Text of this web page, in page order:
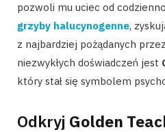
pozwoli mu uciec od
grzyby halucynogenne,
z najbardziej pożądanych
niezwykłych doświadczeń jest
który stał się symbolem
Odkryj Golden